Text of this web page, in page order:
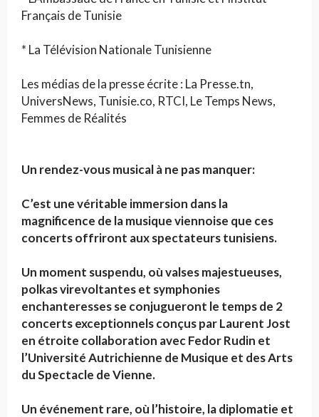
Français de Tunisie
* La Télévision Nationale Tunisienne
Les médias de la presse écrite : La Presse.tn,
UniversNews, Tunisie.co, RTCI, Le Temps News,
Femmes de Réalités
Un rendez-vous musical à ne pas manquer:
C’est une véritable immersion dans la
magnificence de la musique viennoise que ces
concerts offriront aux spectateurs tunisiens.
Un moment suspendu, où valses majestueuses,
polkas virevoltantes et symphonies
enchanteresses se conjugueront le temps de 2
concerts exceptionnels conçus par Laurent Jost
en étroite collaboration avec Fedor Rudin et
l’Université Autrichienne de Musique et des Arts
du Spectacle de Vienne.
Un événement rare, où l’histoire, la diplomatie et